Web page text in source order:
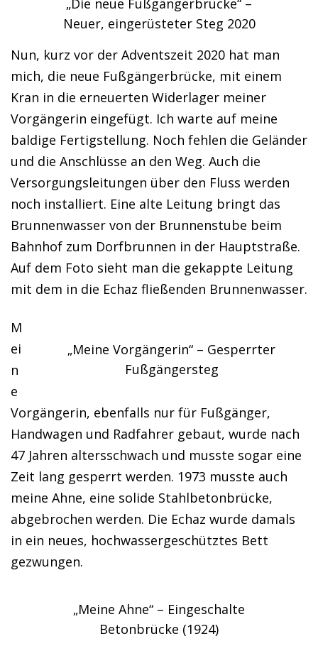
Neuer, eingerüsteter Steg 2020
Nun, kurz vor der Adventszeit 2020 hat man
mich, die neue Fußgängerbrücke, mit einem
Kran in die erneuerten Widerlager meiner
Vorgängerin eingefügt. Ich warte auf meine
baldige Fertigstellung. Noch fehlen die Geländer
und die Anschlüsse an den Weg. Auch die
Versorgungsleitungen über den Fluss werden
noch installiert. Eine alte Leitung bringt das
Brunnenwasser von der Brunnenstube beim
Bahnhof zum Dorfbrunnen in der Hauptstraße.
Auf dem Foto sieht man die gekappte Leitung
mit dem in die Echaz fließenden Brunnenwasser.
„Meine Vorgängerin“ – Gesperrter
Fußgängersteg
M
ei
n
e
Vorgängerin, ebenfalls nur für Fußgänger,
Handwagen und Radfahrer gebaut, wurde nach
47 Jahren altersschwach und musste sogar eine
Zeit lang gesperrt werden. 1973 musste auch
meine Ahne, eine solide Stahlbetonbrücke,
abgebrochen werden. Die Echaz wurde damals
in ein neues, hochwassergeschütztes Bett
gezwungen.
„Meine Ahne“ – Eingeschalte
Betonbrücke (1924)